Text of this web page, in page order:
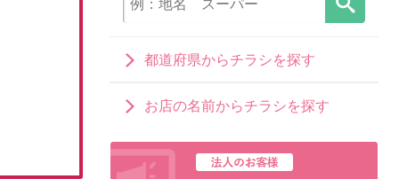
都道府県からチラシを探す
お店の名前からチラシを探す